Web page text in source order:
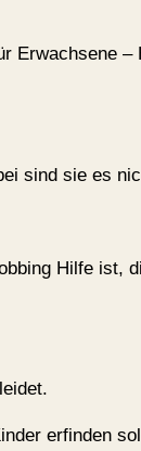
Erwachsene –
sind sie es
Hilfe ist,
erfinden